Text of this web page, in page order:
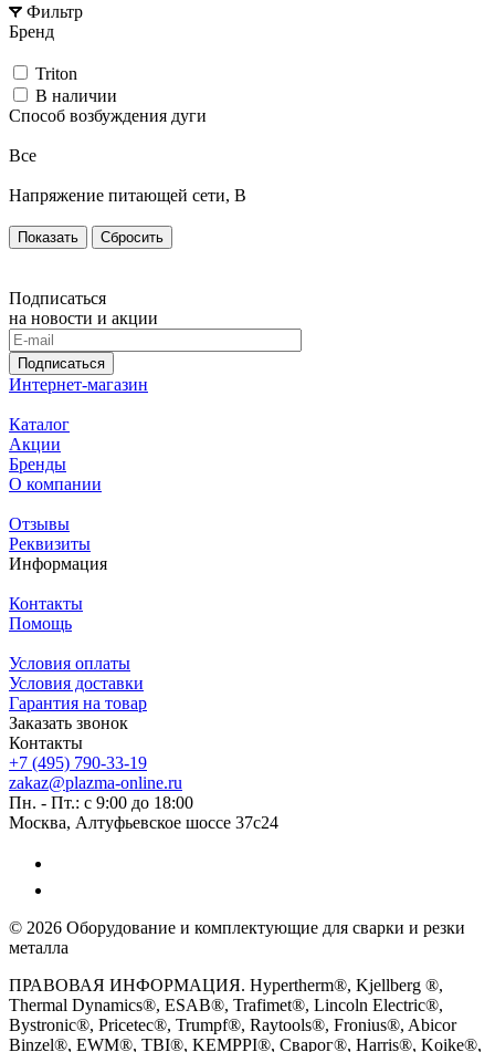
Фильтр
Бренд
Triton
В наличии
Способ возбуждения дуги
Все
Напряжение питающей сети, В
Сбросить
Подписаться
на новости и акции
Подписаться
Интернет-магазин
Каталог
Акции
Бренды
О компании
Отзывы
Реквизиты
Информация
Контакты
Помощь
Условия оплаты
Условия доставки
Гарантия на товар
Заказать звонок
Контакты
+7 (495) 790-33-19
zakaz@plazma-online.ru
Пн. - Пт.: с 9:00 до 18:00
Москва, Алтуфьевское шоссе 37с24
© 2026 Оборудование и комплектующие для сварки и резки
металла
ПРАВОВАЯ ИНФОРМАЦИЯ. Hypertherm®, Kjellberg ®,
Thermal Dynamics®, ESAB®, Trafimet®, Lincoln Electric®,
Bystronic®, Pricetec®, Trumpf®, Raytools®, Fronius®, Abicor
Binzel®, EWM®, TBI®, KEMPPI®, Сварог®, Harris®, Koike®,